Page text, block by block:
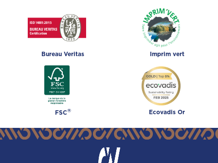
Bureau Veritas Imprim vert
FSC® Ecovadis Or